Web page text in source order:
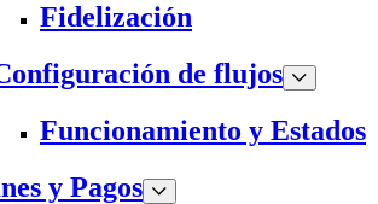
Fidelización
de flujos
Funcionamiento y Estados
y Pagos